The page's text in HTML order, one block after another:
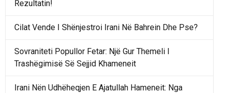
Rezultatin!
Cilat Vende I Shënjestroi Irani Në Bahrein Dhe Pse?
Sovraniteti Popullor Fetar: Një Gur Themeli I
Trashëgimisë Së Sejjid Khameneit
Irani Nën Udhëheqjen E Ajatullah Hameneit: Nga